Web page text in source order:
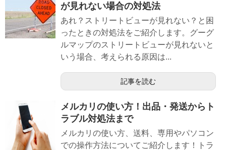
が見れない場合の対処法
あれ？ストリートビューが見れない？と困
ったときの対処法をご紹介します。グーグ
ルマップのストリートビューが見れないと
いう場合、考えられる原因は...
記事を読む
メルカリの使い方！出品・発送からト
ラブル対処法まで
メルカリの使い方、送料、専用やパソコン
での操作方法についてご紹介します！トラ